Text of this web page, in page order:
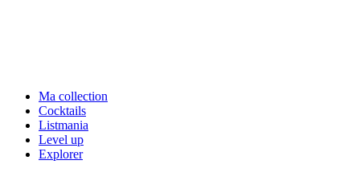
Ma collection
Cocktails
Listmania
Level up
Explorer